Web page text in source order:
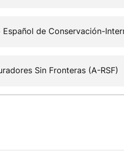
Español de Conservación-
Sin Fronteras (A-RSF)